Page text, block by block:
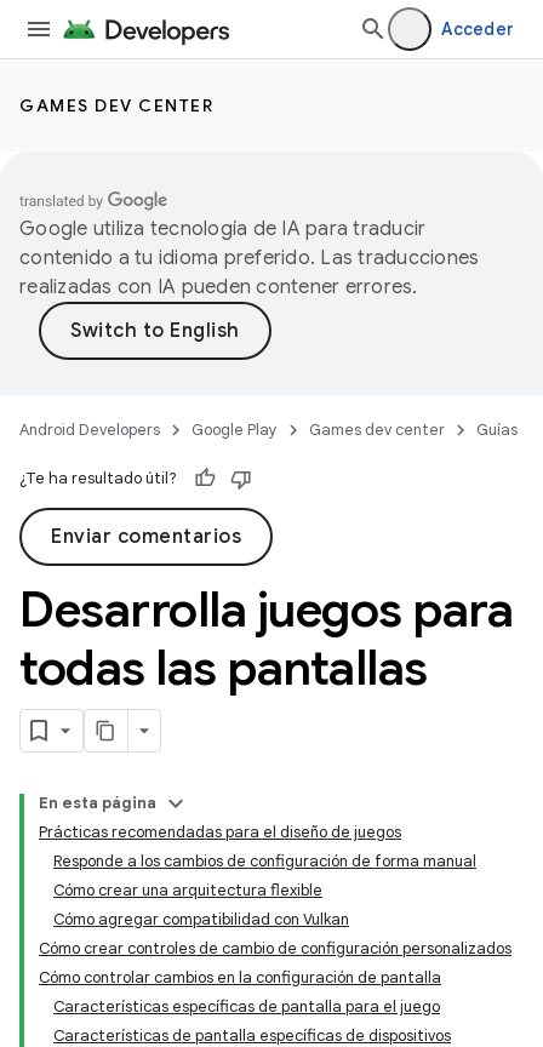
Acceder
GAMES DEV CENTER
Google utiliza tecnología de IA para traducir
contenido a tu idioma preferido. Las traducciones
realizadas con IA pueden contener errores.
Android Developers Google Play Games dev center Guías
¿Te ha resultado útil?
Enviar comentarios
Desarrolla juegos para
todas las pantallas
En esta página
Prácticas recomendadas para el diseño de juegos
Responde a los cambios de configuración de forma manual
Cómo crear una arquitectura flexible
Cómo agregar compatibilidad con Vulkan
Cómo crear controles de cambio de configuración personalizados
Cómo controlar cambios en la configuración de pantalla
Características específicas de pantalla para el juego
Características de pantalla específicas de dispositivos